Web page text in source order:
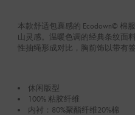
本款舒适包裹感的 Ecodown© 棉
山灵感。温暖色调的经典条纹面
性抽绳形成对比，胸前饰以带有
休闲版型
100% 粘胶纤维
内衬：80%聚酯纤维20%棉